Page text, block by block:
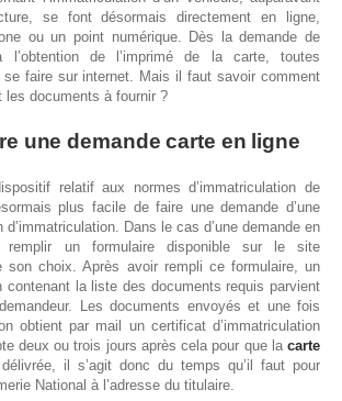
se font désormais directement en ligne,
ou un point numérique. Dès la demande de
l’obtention de l’imprimé de la carte, toutes
se faire sur internet. Mais il faut savoir comment
les documents à fournir ?
une demande carte en ligne
relatif aux normes d’immatriculation de
plus facile de faire une demande d’une
Dans le cas d’une demande en
un formulaire disponible sur le site
son choix. Après avoir rempli ce formulaire, un
contenant la liste des documents requis parvient
Les documents envoyés et une fois
obtient par mail un certificat d’immatriculation
deux ou trois jours après cela pour que la carte
il s’agit donc du temps qu’il faut pour
National à l’adresse du titulaire.